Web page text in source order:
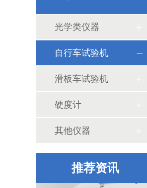
光学类仪器
自行车试验机
滑板车试验机
硬度计
其他仪器
推荐资讯